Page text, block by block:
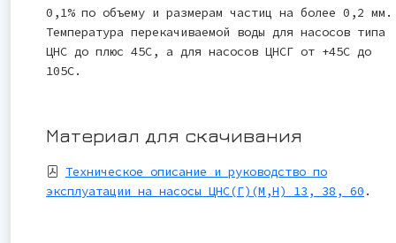
0,1% по объему и размерам частиц на более 0,2 мм.
Температура перекачиваемой воды для насосов типа
ЦНС до плюс 45С, а для насосов ЦНСГ от +45С до
105С.
Материал для скачивания
Техническое описание и руководство по
эксплуатации на насосы ЦНС(Г)(М,Н) 13, 38, 60 .